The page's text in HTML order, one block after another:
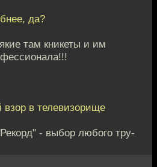
да?
там кникеты и им
в телевизорище
- выбор любого тру-